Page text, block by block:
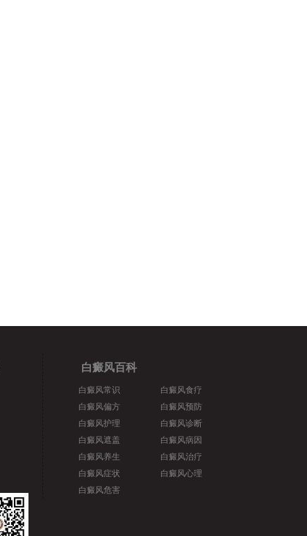
白癜风百科
白癜风常识
白癜风偏方
白癜风护理
白癜风遮盖
白癜风养生
白癜风症状
白癜风危害
白癜风食疗
白癜风预防
白癜风诊断
白癜风病因
白癜风治疗
白癜风心理